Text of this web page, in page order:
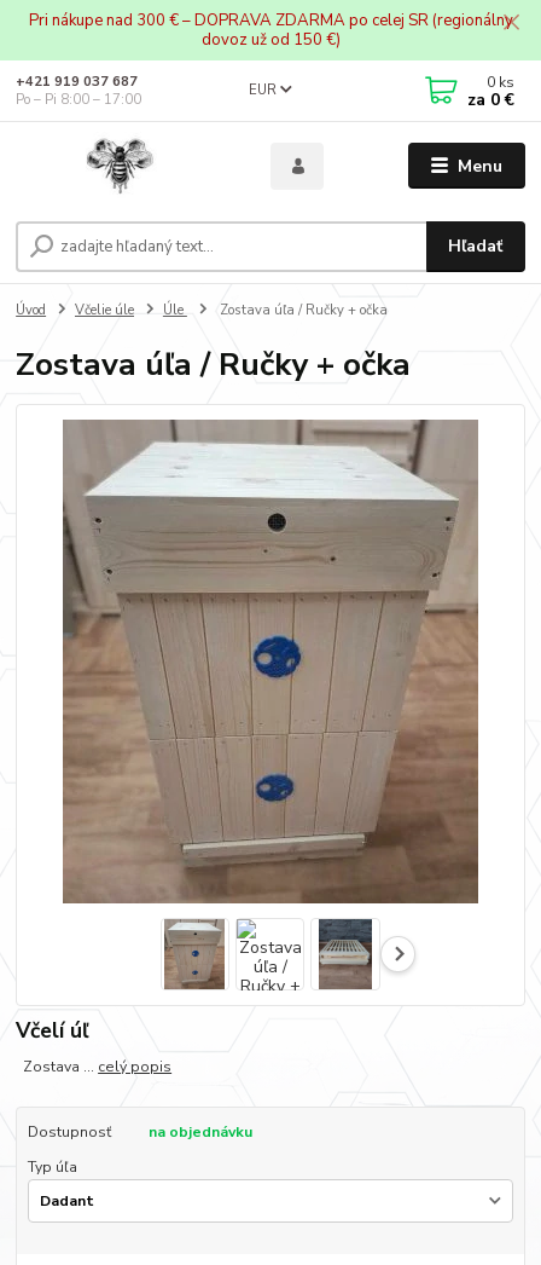
Pri nákupe nad 300 € – DOPRAVA ZDARMA po celej SR (regionálny
dovoz už od 150 €)
Menu
EUR
Hľadať
+421 919 037 687
Po – Pi 8:00 – 17:00
0 ks
za 0 €
Úvod Včelie úle Úle Zostava úľa / Ručky + očka
Zostava úľa / Ručky + očka
Včelí úľ
Zostava ... celý popis
Dostupnosť
na objednávku
Typ úľa